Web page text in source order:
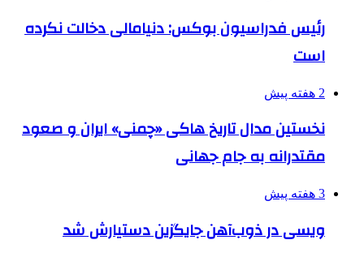
رئیس فدراسیون بوکس: دنیامالی دخالت نکرده
است
2 هفته پیش
نخستین مدال تاریخ هاکی «چمنی» ایران و صعود
مقتدرانه به جام جهانی
3 هفته پیش
ویسی در ذوب‌آهن جایگزین دستیارش شد